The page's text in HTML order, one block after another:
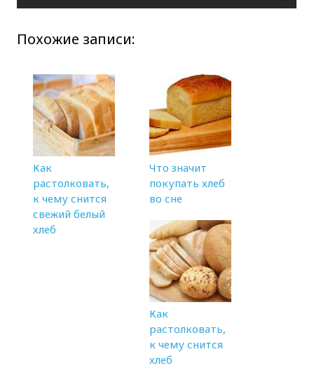
Похожие записи:
Как
растолковать,
к чему снится
свежий белый
хлеб
Что значит
покупать хлеб
во сне
Как
растолковать,
к чему снится
хлеб